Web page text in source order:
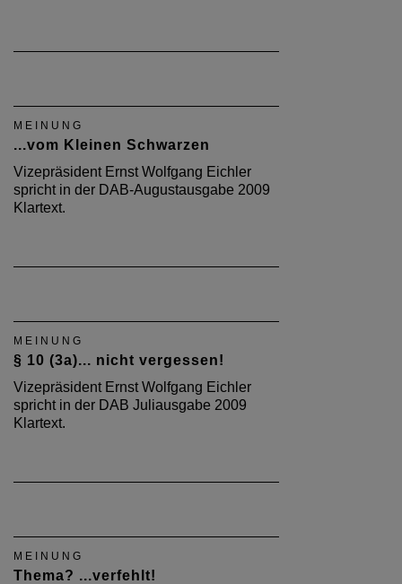
MEINUNG
...vom Kleinen Schwarzen
Vizepräsident Ernst Wolfgang Eichler
spricht in der DAB-Augustausgabe 2009
Klartext.
MEINUNG
§ 10 (3a)... nicht vergessen!
Vizepräsident Ernst Wolfgang Eichler
spricht in der DAB Juliausgabe 2009
Klartext.
MEINUNG
Thema? ...verfehlt!